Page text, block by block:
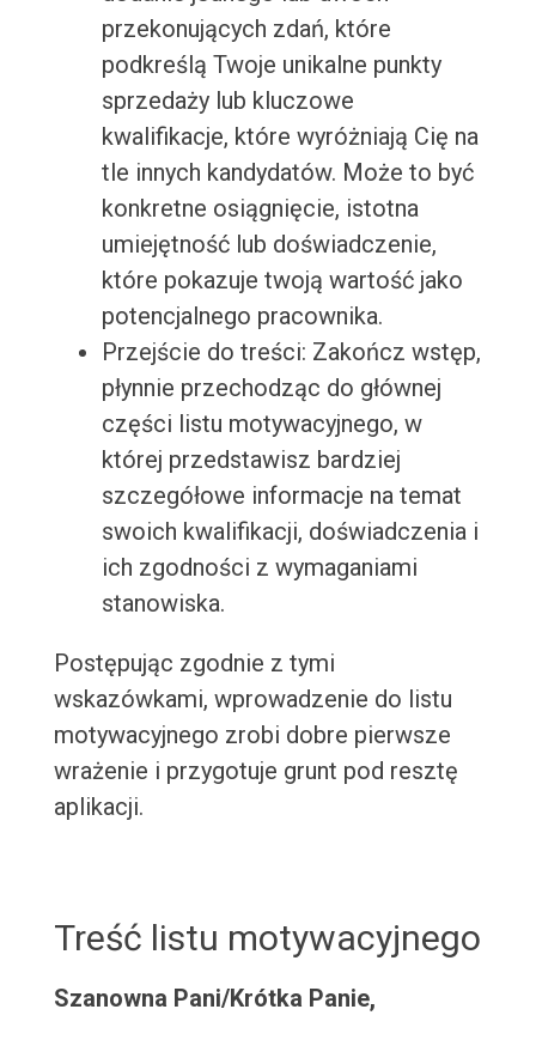
przekonujących zdań, które
podkreślą Twoje unikalne punkty
sprzedaży lub kluczowe
kwalifikacje, które wyróżniają Cię na
tle innych kandydatów. Może to być
konkretne osiągnięcie, istotna
umiejętność lub doświadczenie,
które pokazuje twoją wartość jako
potencjalnego pracownika.
Przejście do treści: Zakończ wstęp,
płynnie przechodząc do głównej
części listu motywacyjnego, w
której przedstawisz bardziej
szczegółowe informacje na temat
swoich kwalifikacji, doświadczenia i
ich zgodności z wymaganiami
stanowiska.
Postępując zgodnie z tymi
wskazówkami, wprowadzenie do listu
motywacyjnego zrobi dobre pierwsze
wrażenie i przygotuje grunt pod resztę
aplikacji.
Treść listu motywacyjnego
Szanowna Pani/Krótka Panie,